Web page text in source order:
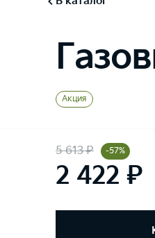
Акция
5 613 ₽ -57%
2 422 ₽